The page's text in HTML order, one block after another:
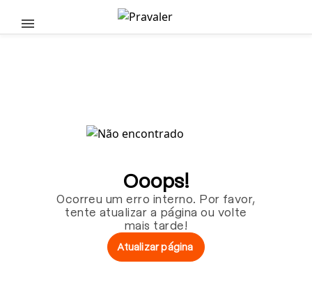
Pular para o conteúdo principal
Ooops!
Ocorreu um erro interno. Por favor,
tente atualizar a página ou volte
mais tarde!
Atualizar página